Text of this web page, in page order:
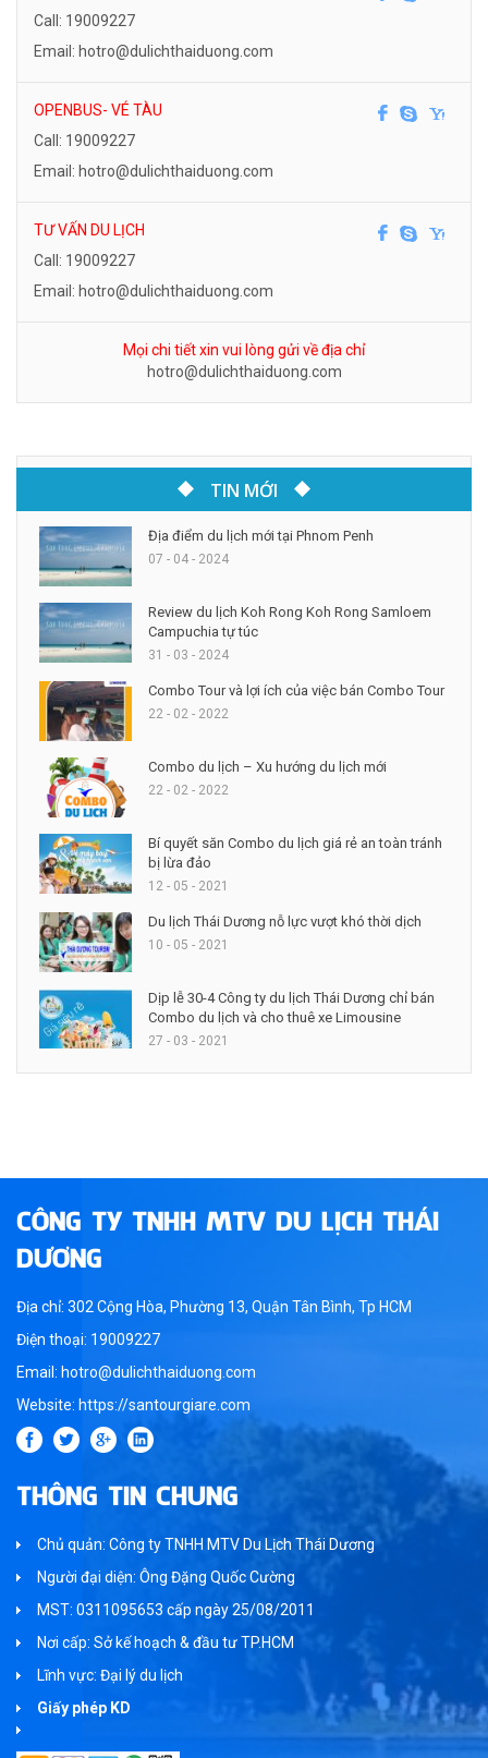
Call: 19009227
Email: hotro@dulichthaiduong.com
OPENBUS- VÉ TÀU
Call: 19009227
Email: hotro@dulichthaiduong.com
TƯ VẤN DU LỊCH
Call: 19009227
Email: hotro@dulichthaiduong.com
Mọi chi tiết xin vui lòng gửi về địa chỉ
hotro@dulichthaiduong.com
TIN MỚI
Địa điểm du lịch mới tại Phnom Penh
07 - 04 - 2024
Review du lịch Koh Rong Koh Rong Samloem
Campuchia tự túc
31 - 03 - 2024
Combo Tour và lợi ích của việc bán Combo Tour
22 - 02 - 2022
Combo du lịch – Xu hướng du lịch mới
22 - 02 - 2022
Bí quyết săn Combo du lịch giá rẻ an toàn tránh
bị lừa đảo
12 - 05 - 2021
Du lịch Thái Dương nỗ lực vượt khó thời dịch
10 - 05 - 2021
Dịp lễ 30-4 Công ty du lịch Thái Dương chỉ bán
Combo du lịch và cho thuê xe Limousine
27 - 03 - 2021
CÔNG TY TNHH MTV DU LỊCH THÁI
DƯƠNG
Địa chỉ: 302 Cộng Hòa, Phường 13, Quận Tân Bình, Tp HCM
Điện thoại: 19009227
Email: hotro@dulichthaiduong.com
Website: https://santourgiare.com
THÔNG TIN CHUNG
Chủ quản: Công ty TNHH MTV Du Lịch Thái Dương
Người đại diện: Ông Đặng Quốc Cường
MST: 0311095653 cấp ngày 25/08/2011
Nơi cấp: Sở kế hoạch & đầu tư TP.HCM
Lĩnh vực: Đại lý du lịch
Giấy phép KD